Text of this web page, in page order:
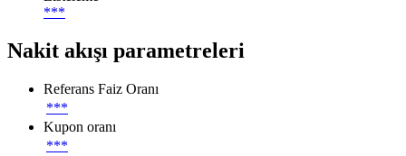
***
Nakit akışı parametreleri
Referans Faiz Oranı
***
Kupon oranı
***